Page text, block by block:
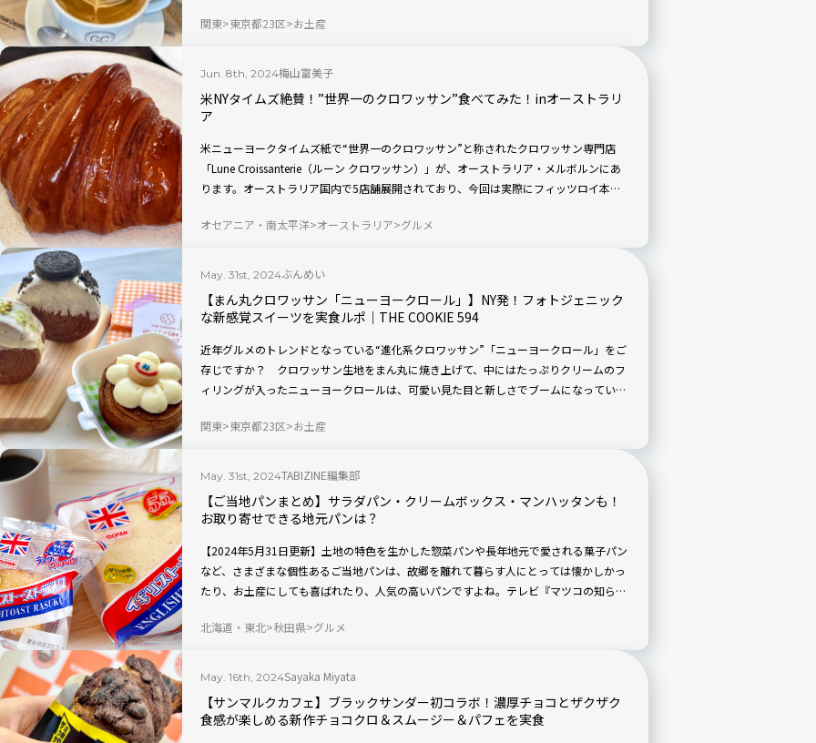
事ではお店の雰囲気に加え、現在SNSで話題のお店の映えクロワッサンについても実食
関東 東京都23区 お土産
Jun. 8th, 2024梅山富美子
米NYタイムズ絶賛！”世界一のクロワッサン”食べてみた！inオーストラリ
ア
米ニューヨークタイムズ紙で“世界一のクロワッサン”と称されたクロワッサン専門店
「Lune Croissanterie（ルーン クロワッサン）」が、オーストラリア・メルボルンにあ
ります。オーストラリア国内で5店舗展開されており、今回は実際にフィッツロイ本店
オセアニア・南太平洋 オーストラリア グルメ
May. 31st, 2024ぶんめい
【まん丸クロワッサン「ニューヨークロール」】NY発！フォトジェニック
な新感覚スイーツを実食ルポ｜THE COOKIE 594
近年グルメのトレンドとなっている“進化系クロワッサン”「ニューヨークロール」をご
存じですか？ クロワッサン生地をまん丸に焼き上げて、中にはたっぷりクリームのフ
ィリングが入ったニューヨークロールは、可愛い見た目と新しさでブームになっている
テイクアウト。実食ルポでご紹介します。
関東 東京都23区 お土産
May. 31st, 2024TABIZINE編集部
【ご当地パンまとめ】サラダパン・クリームボックス・マンハッタンも！
お取り寄せできる地元パンは？
【2024年5月31日更新】土地の特色を生かした惣菜パンや長年地元で愛される菓子パン
など、さまざまな個性あるご当地パンは、故郷を離れて暮らす人にとっては懐かしかっ
たり、お土産にしても喜ばれたり、人気の高いパンですよね。テレビ『マツコの知らな
TABIZINEでこれまで紹介したご当地パンをまとめました。アンテナショップで購入でき
北海道・東北 秋田県 グルメ
May. 16th, 2024Sayaka Miyata
【サンマルクカフェ】ブラックサンダー初コラボ！濃厚チョコとザクザク
食感が楽しめる新作チョコクロ＆スムージー＆パフェを実食